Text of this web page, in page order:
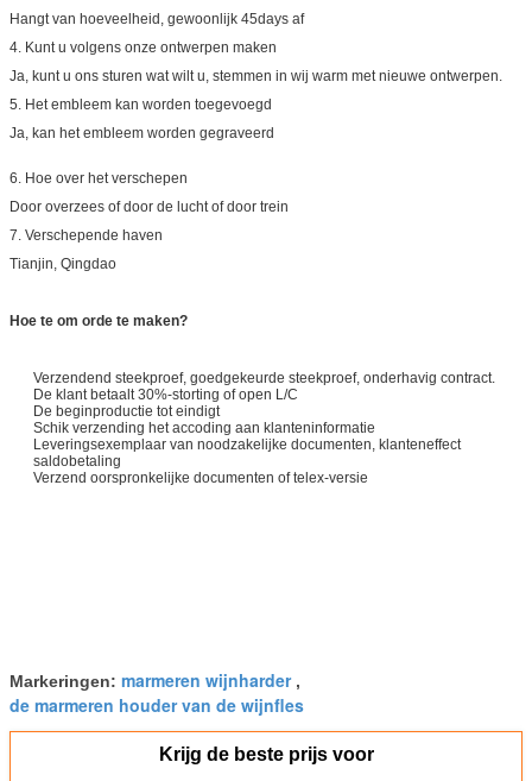
Hangt van hoeveelheid, gewoonlijk 45days af
4. Kunt u volgens onze ontwerpen maken
Ja, kunt u ons sturen wat wilt u, stemmen in wij warm met nieuwe ontwerpen.
5. Het embleem kan worden toegevoegd
Ja, kan het embleem worden gegraveerd
6. Hoe over het verschepen
Door overzees of door de lucht of door trein
7. Verschepende haven
Tianjin, Qingdao
Hoe te om orde te maken?
Verzendend steekproef, goedgekeurde steekproef, onderhavig contract.
De klant betaalt 30%-storting of open L/C
De beginproductie tot eindigt
Schik verzending het accoding aan klanteninformatie
Leveringsexemplaar van noodzakelijke documenten, klanteneffect
saldobetaling
Verzend oorspronkelijke documenten of telex-versie
Markeringen: marmeren wijnharder,
de marmeren houder van de wijnfles
Krijg de beste prijs voor